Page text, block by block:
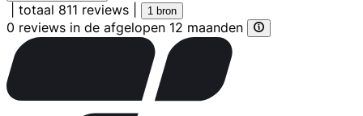
totaal 811 reviews 1 bron
0 reviews in de afgelopen 12 maanden